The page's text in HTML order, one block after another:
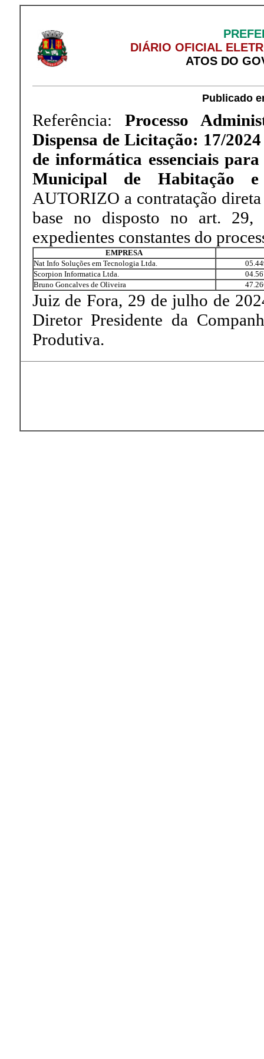
DIÁRIO OFICIAL
ATOS DO
Publicado
Referência: Processo
Dispensa de Licitação: 17/2024
de informática essenciais
Municipal de Habitação
AUTORIZO a contratação
base no disposto no art.
expedientes constantes do
EMPRESA
Nat Info Soluções em Tecnologia Ltda.
Scorpion Informatica Ltda.
Bruno Goncalves de Oliveira
Juiz de Fora, 29 de julho de
Diretor Presidente da
Produtiva.